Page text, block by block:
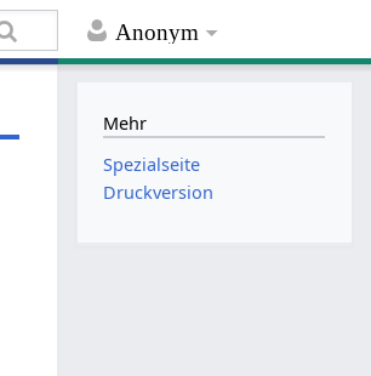
Anonym
Mehr
Spezialseite
Druckversion